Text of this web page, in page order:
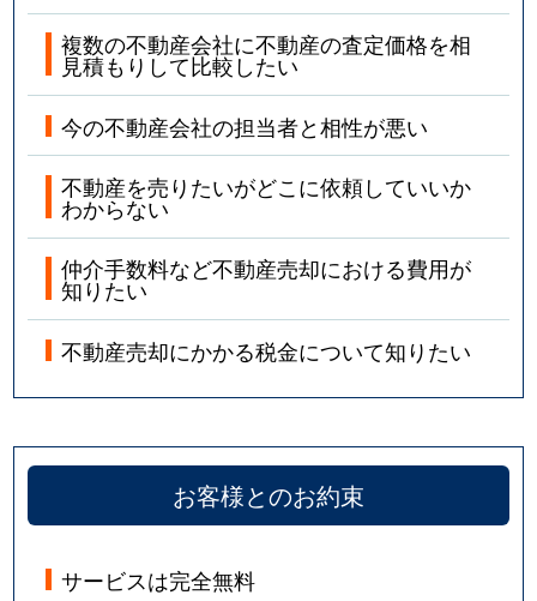
複数の不動産会社に不動産の査定価格を相
見積もりして比較したい
今の不動産会社の担当者と相性が悪い
不動産を売りたいがどこに依頼していいか
わからない
仲介手数料など不動産売却における費用が
知りたい
不動産売却にかかる税金について知りたい
お客様とのお約束
サービスは完全無料